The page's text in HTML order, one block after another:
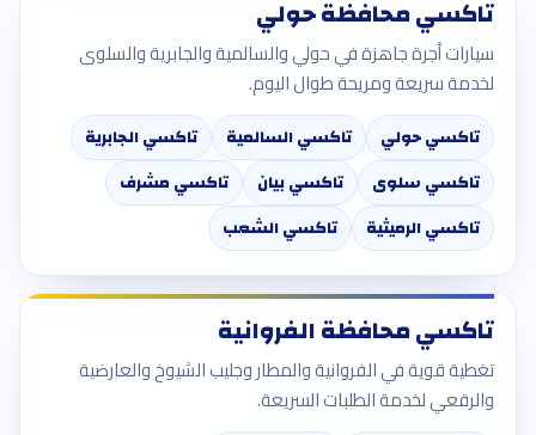
تاكسي محافظة حولي
سيارات أجرة جاهزة في حولي والسالمية والجابرية والسلوى
لخدمة سريعة ومريحة طوال اليوم.
تاكسي حولي تاكسي السالمية
تاكسي الجابرية
تاكسي سلوى
تاكسي بيان
تاكسي مشرف
تاكسي الرميثية
تاكسي الشعب
تاكسي محافظة الفروانية
تغطية قوية في الفروانية والمطار وجليب الشيوخ والعارضية
والرقعي لخدمة الطلبات السريعة.